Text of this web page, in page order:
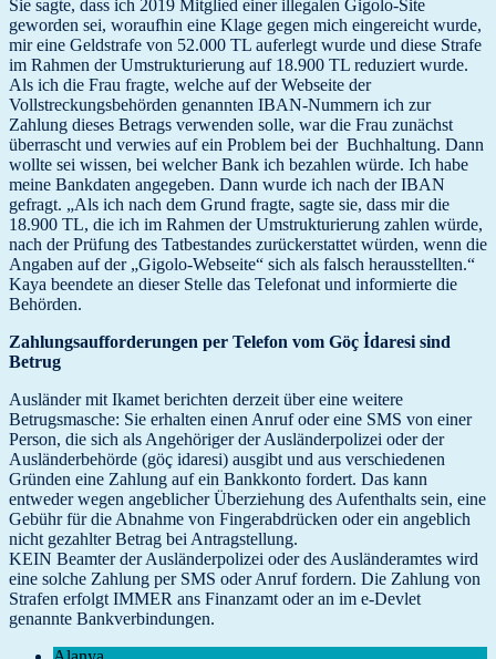
Sie sagte, dass ich 2019 Mitglied einer illegalen Gigolo-Site
geworden sei, woraufhin eine Klage gegen mich eingereicht wurde,
mir eine Geldstrafe von 52.000 TL auferlegt wurde und diese Strafe
im Rahmen der Umstrukturierung auf 18.900 TL reduziert wurde.
Als ich die Frau fragte, welche auf der Webseite der
Vollstreckungsbehörden genannten IBAN-Nummern ich zur
Zahlung dieses Betrags verwenden solle, war die Frau zunächst
überrascht und verwies auf ein Problem bei der Buchhaltung. Dann
wollte sei wissen, bei welcher Bank ich bezahlen würde. Ich habe
meine Bankdaten angegeben. Dann wurde ich nach der IBAN
gefragt. „Als ich nach dem Grund fragte, sagte sie, dass mir die
18.900 TL, die ich im Rahmen der Umstrukturierung zahlen würde,
nach der Prüfung des Tatbestandes zurückerstattet würden, wenn die
Angaben auf der „Gigolo-Webseite“ sich als falsch herausstellten.“
Kaya beendete an dieser Stelle das Telefonat und informierte die
Behörden.
Zahlungsaufforderungen per Telefon vom Göç İdaresi sind
Betrug
Ausländer mit Ikamet berichten derzeit über eine weitere
Betrugsmasche: Sie erhalten einen Anruf oder eine SMS von einer
Person, die sich als Angehöriger der Ausländerpolizei oder der
Ausländerbehörde (göç idaresi) ausgibt und aus verschiedenen
Gründen eine Zahlung auf ein Bankkonto fordert. Das kann
entweder wegen angeblicher Überziehung des Aufenthalts sein, eine
Gebühr für die Abnahme von Fingerabdrücken oder ein angeblich
nicht gezahlter Betrag bei Antragstellung.
KEIN Beamter der Ausländerpolizei oder des Ausländeramtes wird
eine solche Zahlung per SMS oder Anruf fordern. Die Zahlung von
Strafen erfolgt IMMER ans Finanzamt oder an im e-Devlet
genannte Bankverbindungen.